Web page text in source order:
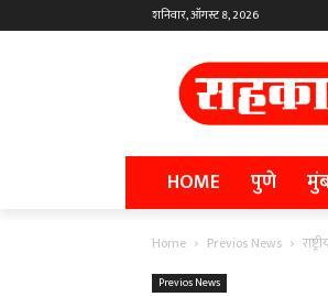
शनिवार, ऑगस्ट 8, 2026
HOME पुणे
Home Previos News
Previos News